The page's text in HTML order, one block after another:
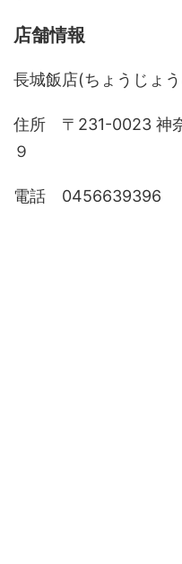
店舗情報
長城飯店(ちょうじょ
住所 〒231-0023 神
９
電話 0456639396